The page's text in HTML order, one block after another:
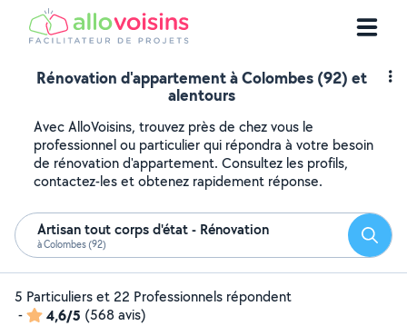
Rénovation d'appartement à Colombes (92) et
alentours
Avec AlloVoisins, trouvez près de chez vous le
professionnel ou particulier qui répondra à votre besoin
de rénovation d'appartement. Consultez les profils,
contactez-les et obtenez rapidement réponse.
Artisan tout corps d'état - Rénovation
à Colombes (92)
5 Particuliers et 22 Professionnels répondent
-
4,6/5 (568 avis)